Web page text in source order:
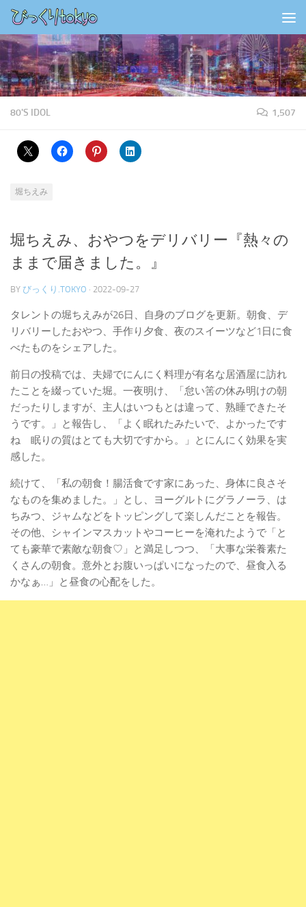
コンテンツの下
80'S IDOL 1,507
堀ちえみ
堀ちえみ、おやつをデリバリー『熱々の
ままで届きました。』
BY びっくり.TOKYO · 2022-09-27
タレントの堀ちえみが26日、自身のブログを更新。朝食、デ
リバリーしたおやつ、手作り夕食、夜のスイーツなど1日に食
べたものをシェアした。
前日の投稿では、夫婦でにんにく料理が有名な居酒屋に訪れ
たことを綴っていた堀。一夜明け、「怠い筈の休み明けの朝
だったりしますが、主人はいつもとは違って、熟睡できたそ
うです。」と報告し、「よく眠れたみたいで、よかったです
ね 眠りの質はとても大切ですから。」とにんにく効果を実
感した。
続けて、「私の朝食！腸活食です家にあった、身体に良さそ
なものを集めました。」とし、ヨーグルトにグラノーラ、は
ちみつ、ジャムなどをトッピングして楽しんだことを報告。
その他、シャインマスカットやコーヒーを淹れたようで「と
ても豪華で素敵な朝食♡」と満足しつつ、「大事な栄養素た
くさんの朝食。意外とお腹いっぱいになったので、昼食入る
かなぁ…」と昼食の心配をした。